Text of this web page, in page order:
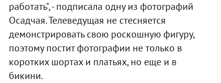
работать", - подписала одну из фотографий
Осадчая. Телеведущая не стесняется
демонстрировать свою роскошную фигуру,
поэтому постит фотографии не только в
коротких шортах и платьях, но еще и в
бикини.